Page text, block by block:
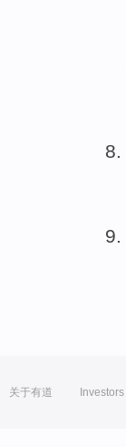
关于有道 Investors